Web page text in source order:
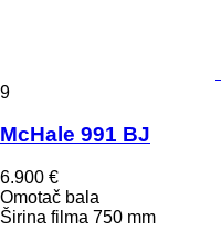
9
McHale 991 BJ
6.900 €
Omotač bala
Širina filma 750 mm